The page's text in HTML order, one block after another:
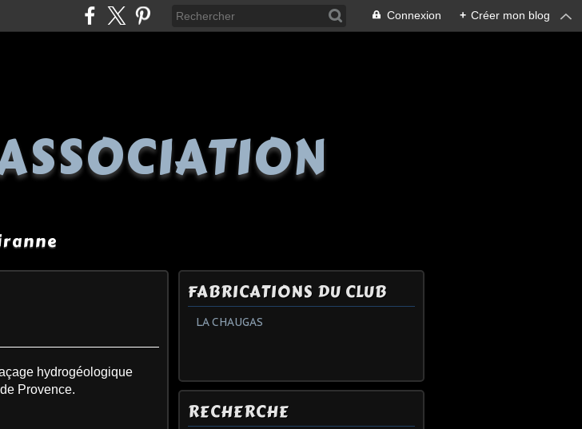
Connexion + Créer mon blog
hydrogéologique
Provence.
FABRICATIONS DU CLUB
LA CHAUGAS
RECHERCHE